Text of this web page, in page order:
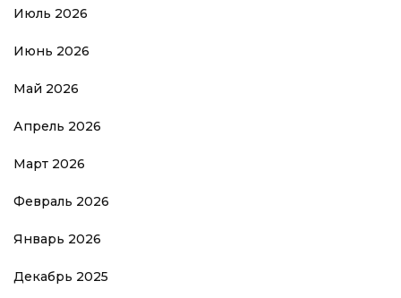
Июль 2026
Июнь 2026
Май 2026
Апрель 2026
Март 2026
Февраль 2026
Январь 2026
Декабрь 2025